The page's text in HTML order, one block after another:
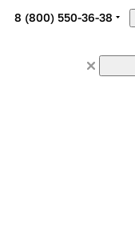
8 (800) 550-36-38